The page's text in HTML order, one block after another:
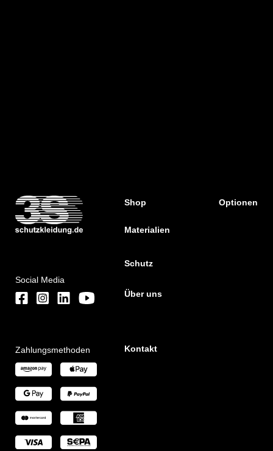
Social Media
Zahlungsmethoden
Shop Optionen
Materialien
Schutz
Über uns
Kontakt